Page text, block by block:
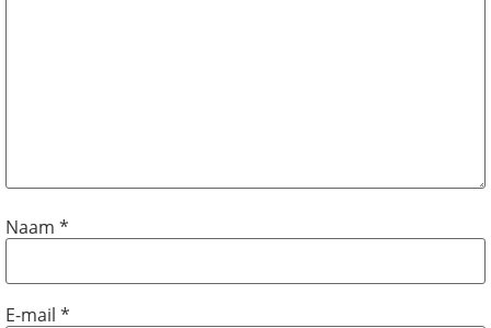
Naam *
E-mail *